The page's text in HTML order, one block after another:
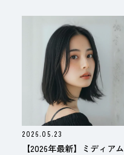
2026.05.23
【2026年最新】ミディアム